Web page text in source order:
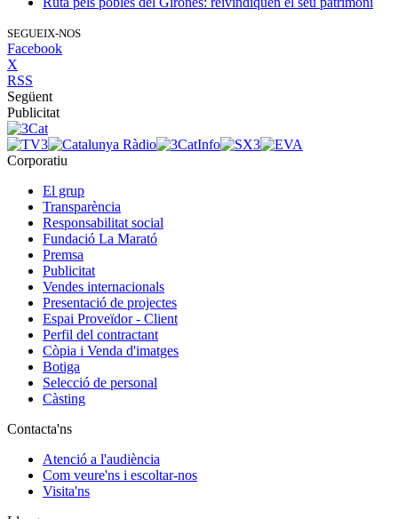
SEGUEIX-NOS
Facebook
X
RSS
Següent
Publicitat
Corporatiu
El grup
Transparència
Responsabilitat social
Fundació La Marató
Premsa
Publicitat
Vendes internacionals
Presentació de projectes
Espai Proveïdor - Client
Perfil del contractant
Còpia i Venda d'imatges
Botiga
Selecció de personal
Càsting
Contacta'ns
Atenció a l'audiència
Com veure'ns i escoltar-nos
Visita'ns